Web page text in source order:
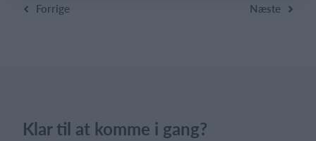
Forrige Næste
Klar til at komme i gang?